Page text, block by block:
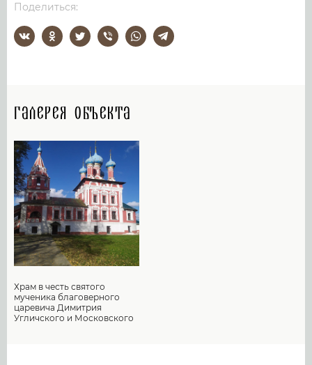
Поделиться:
Галерея объекта
Храм в честь святого
мученика благоверного
царевича Димитрия
Угличского и Московского